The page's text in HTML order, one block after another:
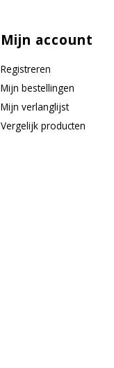
Mijn account
Registreren
Mijn bestellingen
Mijn verlanglijst
Vergelijk producten